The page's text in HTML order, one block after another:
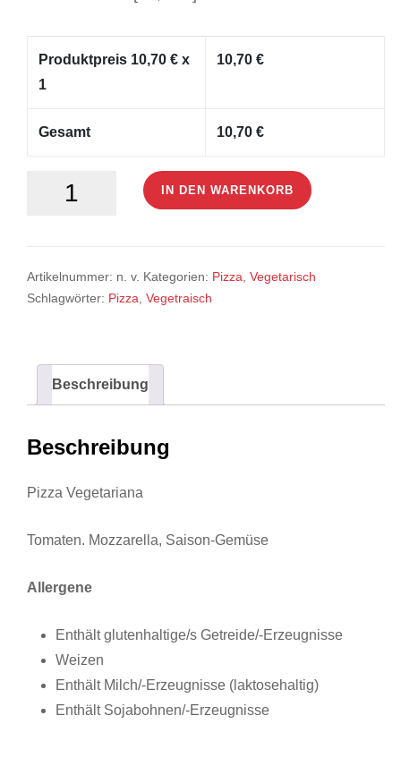
Produktpreis 10,70 € x
1
10,70 €
Gesamt 10,70 €
Vegetariana
IN DEN WARENKORB
Artikelnummer: n. v. Kategorien: Pizza, Vegetarisch
Schlagwörter: Pizza, Vegetraisch
Beschreibung
Beschreibung
Pizza Vegetariana
Tomaten. Mozzarella, Saison-Gemüse
Allergene
Enthält glutenhaltige/s Getreide/-Erzeugnisse
Weizen
Enthält Milch/-Erzeugnisse (laktosehaltig)
Enthält Sojabohnen/-Erzeugnisse